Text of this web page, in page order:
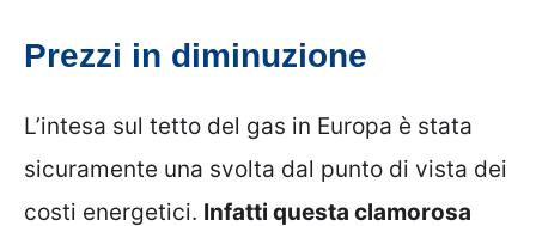
Prezzi in diminuzione
L’intesa sul tetto del gas in Europa è stata
sicuramente una svolta dal punto di vista dei
costi energetici. Infatti questa clamorosa